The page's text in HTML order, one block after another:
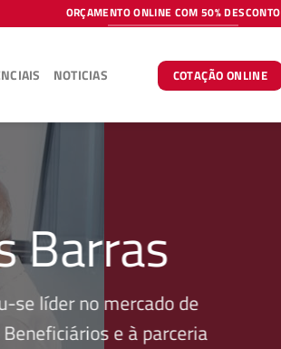
ORÇAMENTO ONLINE COM 50% DESCONTO
NOTICIAS COTAÇÃO ONLINE
Barras
se líder no mercado de
e à parceria